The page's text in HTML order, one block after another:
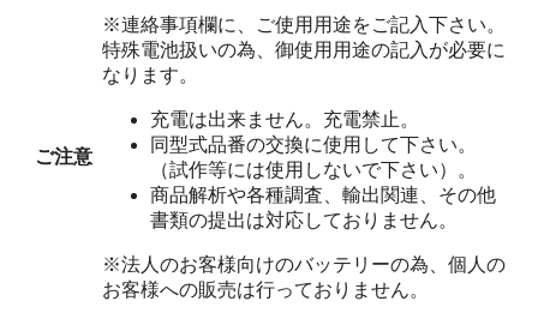
ご注意
※連絡事項欄に、ご使用用途をご記入下さい。
特殊電池扱いの為、御使用用途の記入が必要に
なります。
充電は出来ません。充電禁止。
同型式品番の交換に使用して下さい。
（試作等には使用しないで下さい）。
商品解析や各種調査、輸出関連、その他
書類の提出は対応しておりません。
※法人のお客様向けのバッテリーの為、個人の
お客様への販売は行っておりません。